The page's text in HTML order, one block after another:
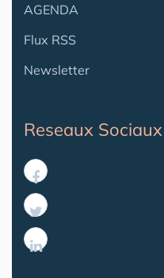
AGENDA
Flux RSS
Newsletter
Reseaux Sociaux